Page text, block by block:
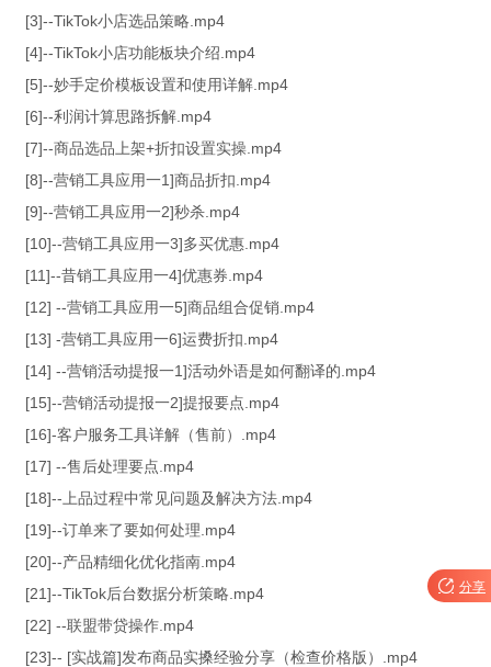
[3]--TikTok小店选品策略.mp4
[4]--TikTok小店功能板块介绍.mp4
[5]--妙手定价模板设置和使用详解.mp4
[6]--利润计算思路拆解.mp4
[7]--商品选品上架+折扣设置实操.mp4
[8]--营销工具应用一1]商品折扣.mp4
[9]--营销工具应用一2]秒杀.mp4
[10]--营销工具应用一3]多买优惠.mp4
[11]--昔销工具应用一4]优惠券.mp4
[12] --营销工具应用一5]商品组合促销.mp4
[13] -营销工具应用一6]运费折扣.mp4
[14] --营销活动提报一1]活动外语是如何翻译的.mp4
[15]--营销活动提报一2]提报要点.mp4
[16]-客户服务工具详解（售前）.mp4
[17] --售后处理要点.mp4
[18]--上品过程中常见问题及解决方法.mp4
[19]--订单来了要如何处理.mp4
[20]--产品精细化优化指南.mp4
[21]--TikTok后台数据分析策略.mp4
[22] --联盟带贷操作.mp4
[23]-- [实战篇]发布商品实搡经验分享（检查价格版）.mp4
 分享